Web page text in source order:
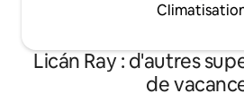
Licán Ray : d'autres
de